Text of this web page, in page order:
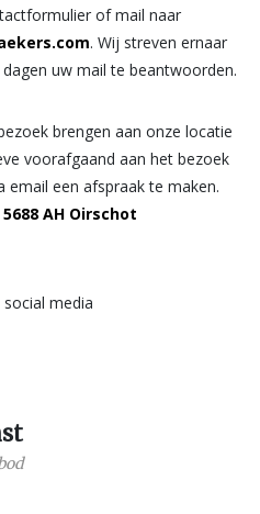
of mail naar
. Wij streven ernaar
uw mail te beantwoorden.
brengen aan onze locatie
voorafgaand aan het bezoek
email een afspraak te maken.
AH Oirschot
media